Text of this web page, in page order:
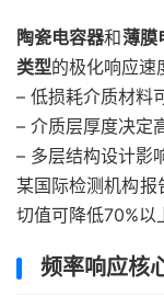
陶瓷电容器和薄膜
类型的极化响应速
– 低损耗介质材料
– 介质层厚度决定
– 多层结构设计影
某国际检测机构
切值可降低70%以
频率响应核